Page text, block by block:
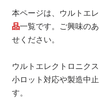
サポート
製品購入はこ
本ページは、ウルトエ
品一覧です。ご興味の
せください。
ウルトエレクトロニク
小ロット対応や製造中
す。